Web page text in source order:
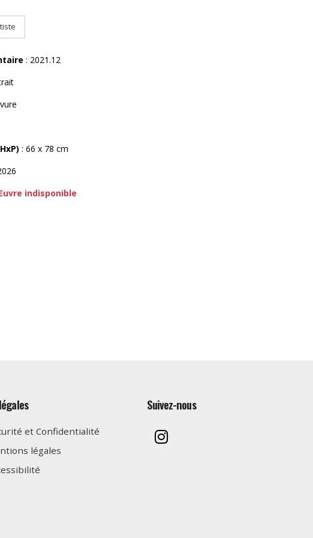
: 2021.12
: 66 x 78 cm
indisponible
et Confidentialité
légales
Suivez-nous